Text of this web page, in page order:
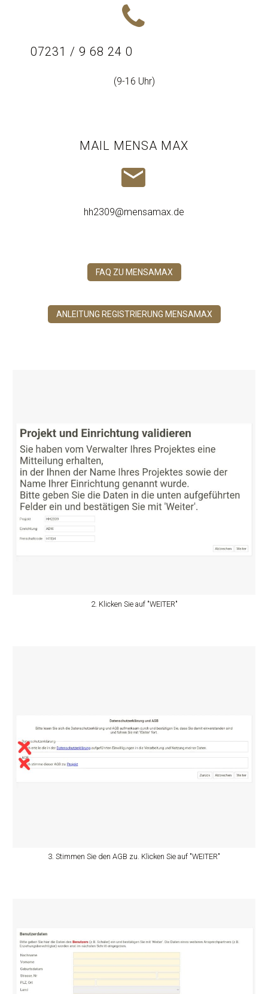


07231 / 9 68 24 0
(9-16 Uhr)
MAIL MENSA MAX


hh2309@mensamax.de
FAQ ZU MENSAMAX
ANLEITUNG REGISTRIERUNG MENSAMAX
2. Klicken Sie auf "WEITER"
3. Stimmen Sie den AGB zu. Klicken Sie auf "WEITER"